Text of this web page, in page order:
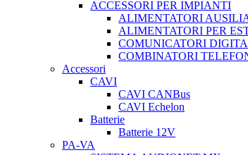
ACCESSORI PER IMPIANTI
ALIMENTATORI
ALIMENTATORI PER
COMUNICATORI
COMBINATORI
Accessori
CAVI
CAVI CANBus
CAVI Echelon
Batterie
Batterie 12V
PA-VA